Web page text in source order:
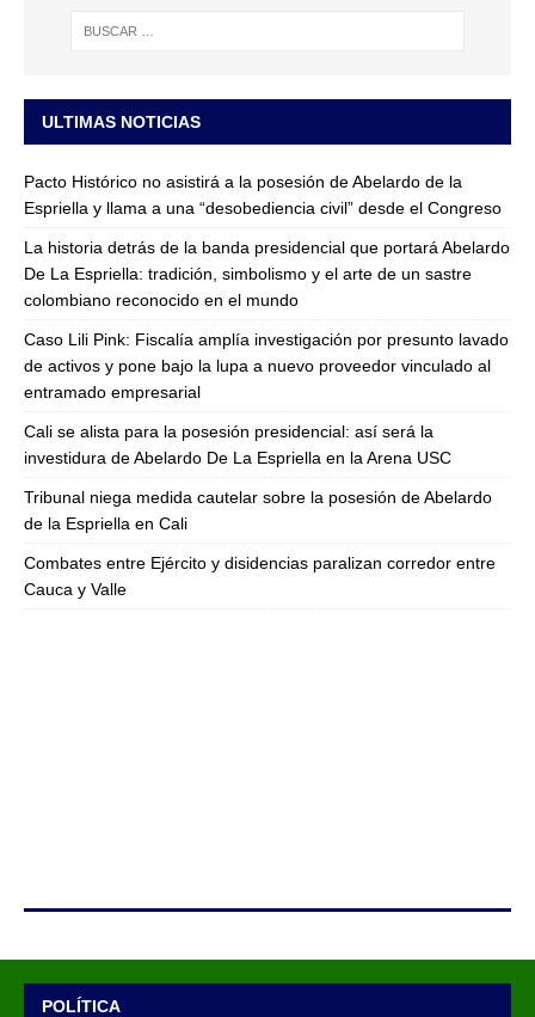
ULTIMAS NOTICIAS
Pacto Histórico no asistirá a la posesión de Abelardo de la
Espriella y llama a una “desobediencia civil” desde el Congreso
La historia detrás de la banda presidencial que portará Abelardo
De La Espriella: tradición, simbolismo y el arte de un sastre
colombiano reconocido en el mundo
Caso Lili Pink: Fiscalía amplía investigación por presunto lavado
de activos y pone bajo la lupa a nuevo proveedor vinculado al
entramado empresarial
Cali se alista para la posesión presidencial: así será la
investidura de Abelardo De La Espriella en la Arena USC
Tribunal niega medida cautelar sobre la posesión de Abelardo
de la Espriella en Cali
Combates entre Ejército y disidencias paralizan corredor entre
Cauca y Valle
POLÍTICA